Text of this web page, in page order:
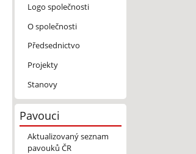
Logo společnosti
O společnosti
Předsednictvo
Projekty
Stanovy
Pavouci
Aktualizovaný seznam
pavouků ČR